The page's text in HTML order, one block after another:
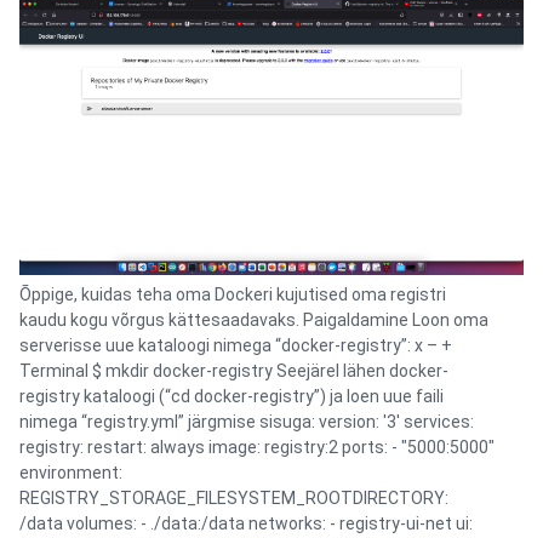
Õppige, kuidas teha oma Dockeri kujutised oma registri
kaudu kogu võrgus kättesaadavaks. Paigaldamine Loon oma
serverisse uue kataloogi nimega “docker-registry”: x – +
Terminal $ mkdir docker-registry Seejärel lähen docker-
registry kataloogi (“cd docker-registry”) ja loen uue faili
nimega “registry.yml” järgmise sisuga: version: '3' services:
registry: restart: always image: registry:2 ports: - "5000:5000"
environment:
REGISTRY_STORAGE_FILESYSTEM_ROOTDIRECTORY:
/data volumes: - ./data:/data networks: - registry-ui-net ui: